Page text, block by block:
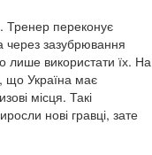
Тренер переконує
через зазубрювання
лише використати їх. На
що Україна має
місця. Такі
нові гравці, зате